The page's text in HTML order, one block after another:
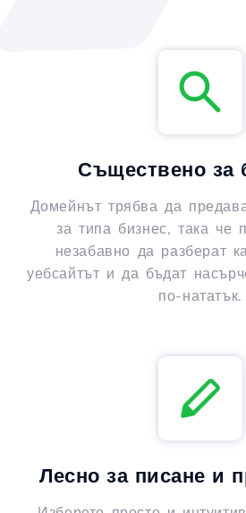
Съществено за
Домейнът трябва да
за типа бизнес, така че
незабавно да разберат
уебсайтът и да бъдат
по-нататък.
Лесно за писане и